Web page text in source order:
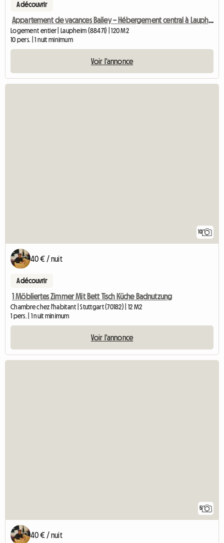
A découvrir
Appartement de vacances Bailey – Hébergement central à Laupheim
Logement entier | Laupheim (88471) | 120 M2
10 pers. | 1 nuit minimum
Voir l'annonce
10
40 € / nuit
A découvrir
1 Möbliertes Zimmer Mit Bett Tisch Küche Badnutzung
Chambre chez l'habitant | Stuttgart (70182) | 12 M2
1 pers. | 1 nuit minimum
Voir l'annonce
5
40 € / nuit